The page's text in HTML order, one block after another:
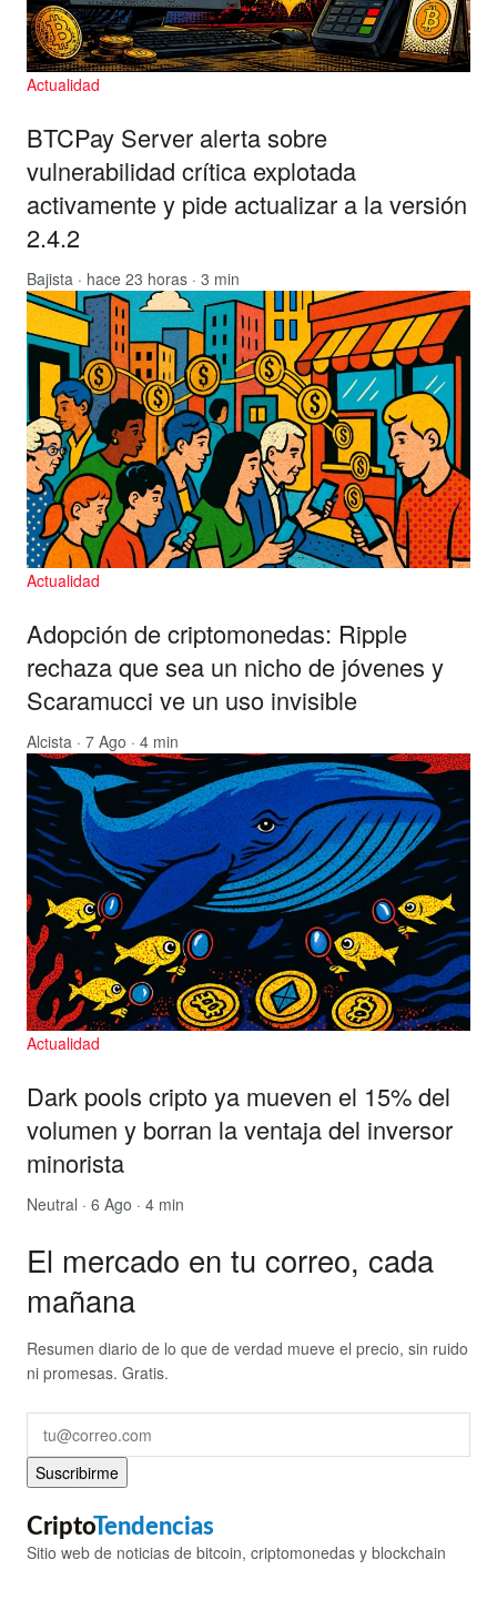
Actualidad
BTCPay Server alerta sobre
vulnerabilidad crítica explotada
activamente y pide actualizar a la versión
2.4.2
Bajista · hace 23 horas · 3 min
Actualidad
Adopción de criptomonedas: Ripple
rechaza que sea un nicho de jóvenes y
Scaramucci ve un uso invisible
Alcista · 7 Ago · 4 min
Actualidad
Dark pools cripto ya mueven el 15% del
volumen y borran la ventaja del inversor
minorista
Neutral · 6 Ago · 4 min
El mercado en tu correo, cada
mañana
Resumen diario de lo que de verdad mueve el precio, sin ruido
ni promesas. Gratis.
Suscribirme
CriptoTendencias
Sitio web de noticias de bitcoin, criptomonedas y blockchain